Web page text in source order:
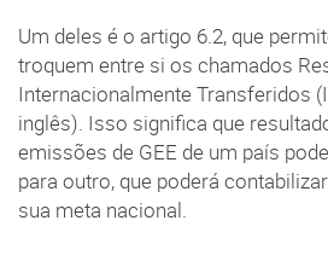
Um deles é o artigo 6.2, que
troquem entre si os chamados
Internacionalmente Transferidos
inglês). Isso significa que
emissões de GEE de um país
para outro, que poderá
sua meta nacional.